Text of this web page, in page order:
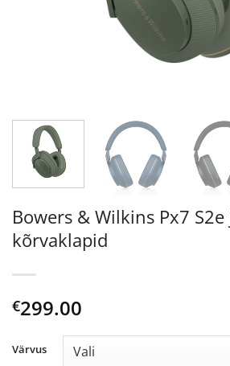
Bowers & Wilkins Px7
kõrvaklapid
€299.00
Värvus